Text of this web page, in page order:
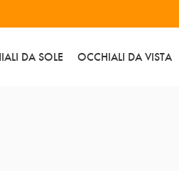
DA SOLE OCCHIALI DA VISTA